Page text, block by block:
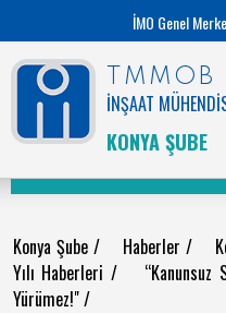
İMO Genel
TMMOB
İNŞAAT
KONYA ŞUBE
Konya Şube/ Haberler/
Yılı Haberleri / “Kanunsuz
Yürümez!"/